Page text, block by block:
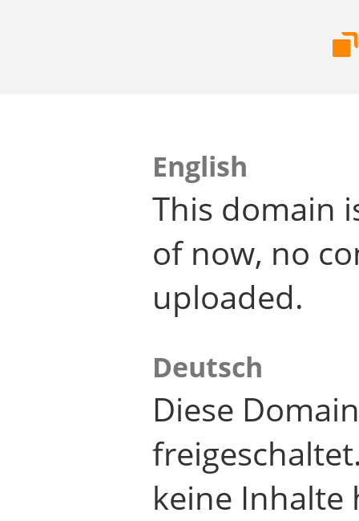
English
This domain
of now, no
uploaded.
Deutsch
Diese
keine Inhalte